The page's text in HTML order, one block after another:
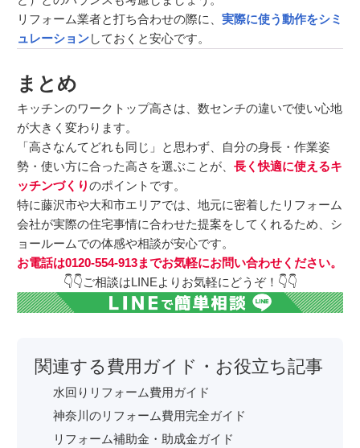
リフォーム業者と打ち合わせの際に、 実際に使う動作をシミ
ュレーションしておくと安心です。
まとめ
キッチンのワークトップ高さは、数センチの違いで使い心地
が大きく変わります。
「高さなんてどれも同じ」と思わず、自分の身長・作業姿
勢・使い方に合った高さを選ぶことが、 長く快適に使えるキ
ッチンづくりのポイントです。
特に藤沢市や大和市エリアでは、地元に密着したリフォーム
会社が実際の住宅事情に合わせた提案をしてくれるため、シ
ョールームでの体感や相談が安心です。
お電話は0120-554-913までお気軽にお問い合わせください。
👇👇ご相談はLINEよりお気軽にどうぞ！👇👇
関連する費用ガイド・お役立ち記事
水回りリフォーム費用ガイド
神奈川のリフォーム費用完全ガイド
リフォーム補助金・助成金ガイド